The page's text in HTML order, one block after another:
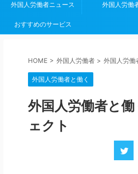
外国人労働者ニュース 外国人労働
おすすめのサービス
HOME > 外国人労働者 > 外国人労働
外国人労働者と働く
外国人労働者と
ェクト